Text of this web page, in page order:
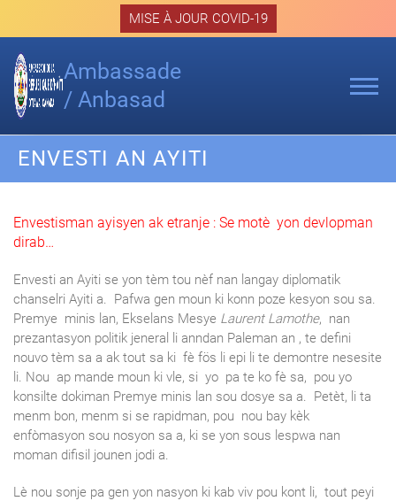
MISE À JOUR COVID-19
Ambassade
/ Anbasad
ENVESTI AN AYITI
Envestisman ayisyen ak etranje : Se motè yon devlopman
dirab…
Envesti an Ayiti se yon tèm tou nèf nan langay diplomatik
chanselri Ayiti a. Pafwa gen moun ki konn poze kesyon sou sa.
Premye minis lan, Ekselans Mesye Laurent Lamothe, nan
prezantasyon politik jeneral li anndan Paleman an , te defini
nouvo tèm sa a ak tout sa ki fè fös li epi li te demontre nesesite
li. Nou ap mande moun ki vle, si yo pa te ko fè sa, pou yo
konsilte dokiman Premye minis lan sou dosye sa a. Petèt, li ta
menm bon, menm si se rapidman, pou nou bay kèk
enfòmasyon sou nosyon sa a, ki se yon sous lespwa nan
moman difisil jounen jodi a.
Lè nou sonje pa gen yon nasyon ki kab viv pou kont li, tout peyi